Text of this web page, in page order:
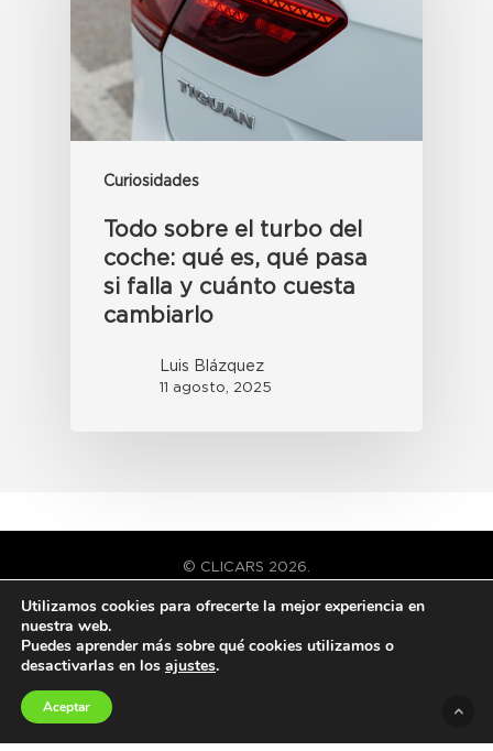
Curiosidades
Todo sobre el turbo del
coche: qué es, qué pasa
si falla y cuánto cuesta
cambiarlo
Luis Blázquez
11 agosto, 2025
© CLICARS 2026.
Términos y condiciones
Aviso legal
Utilizamos cookies para ofrecerte la mejor experiencia en
nuestra web.
Puedes aprender más sobre qué cookies utilizamos o
desactivarlas en los ajustes.
Aceptar